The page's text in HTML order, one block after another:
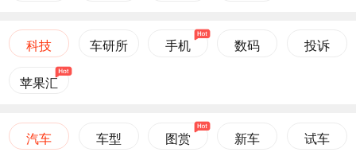
科技 车研所 手机 数码 投诉
苹果汇
汽车 车型 图赏 新车 试车